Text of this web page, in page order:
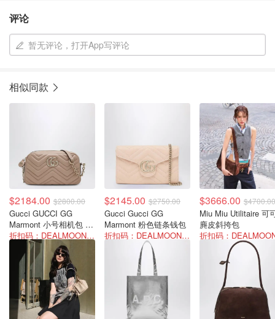
评论
暂无评论，打开App写评论
相似同款
$2184.00 $2800.00
Gucci GUCCI GG
Marmont 小号相机包 裸
粉色
折扣码：DEALMOON-SUM22
$2145.00 $2750.00
Gucci Gucci GG
Marmont 粉色链条钱包
折扣码：DEALMOON-SUM22
$3666.00 $4700.00
Miu Miu Utilitaire 可
麂皮斜挎包